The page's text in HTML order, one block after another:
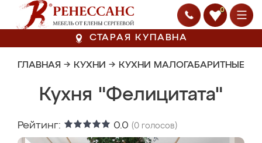
0
СТАРАЯ КУПАВНА
ГЛАВНАЯ → КУХНИ → КУХНИ МАЛОГАБАРИТНЫЕ
Кухня "Фелицитата"
Рейтинг: 0.0 (0 голосов)